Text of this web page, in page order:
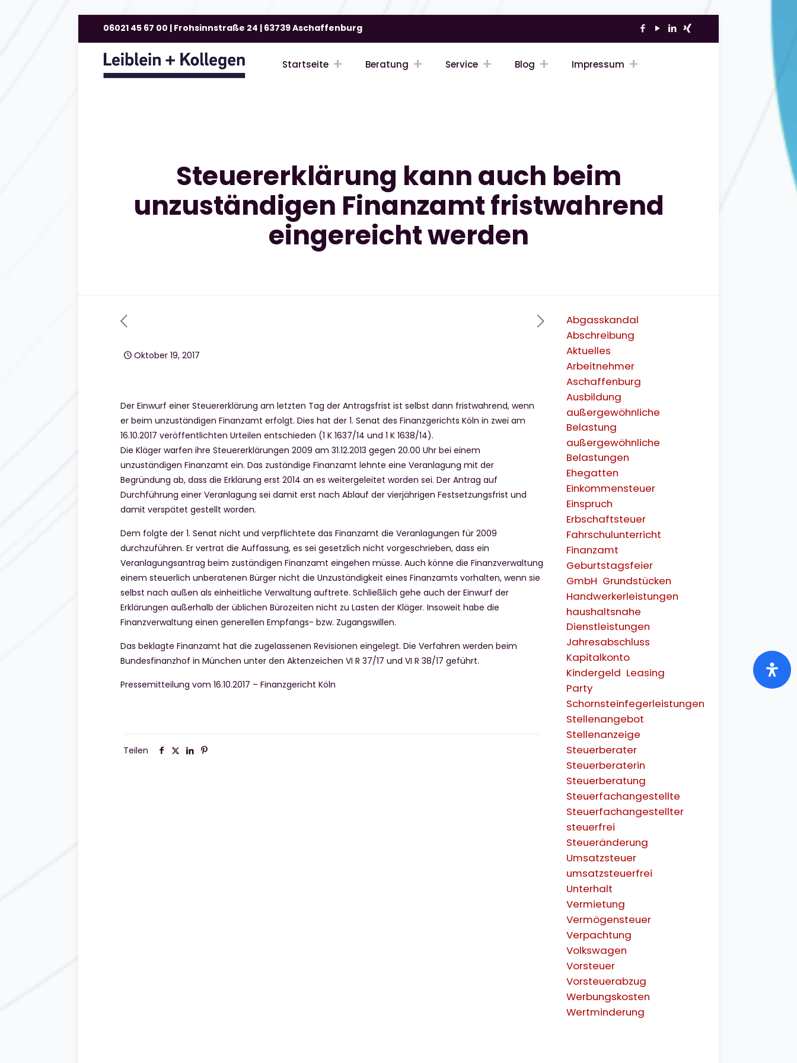
06021 45 67 00 | Frohsinnstraße 24 | 63739 Aschaffenburg
Startseite Beratung Service Blog Impressum
Steuererklärung kann auch beim
unzuständigen Finanzamt fristwahrend
eingereicht werden
Oktober 19, 2017
Der Einwurf einer Steuererklärung am letzten Tag der Antragsfrist ist selbst dann fristwahrend, wenn
er beim unzuständigen Finanzamt erfolgt. Dies hat der 1. Senat des Finanzgerichts Köln in zwei am
16.10.2017 veröffentlichten Urteilen entschieden (1 K 1637/14 und 1 K 1638/14).
Die Kläger warfen ihre Steuererklärungen 2009 am 31.12.2013 gegen 20.00 Uhr bei einem
unzuständigen Finanzamt ein. Das zuständige Finanzamt lehnte eine Veranlagung mit der
Begründung ab, dass die Erklärung erst 2014 an es weitergeleitet worden sei. Der Antrag auf
Durchführung einer Veranlagung sei damit erst nach Ablauf der vierjährigen Festsetzungsfrist und
damit verspätet gestellt worden.
Dem folgte der 1. Senat nicht und verpflichtete das Finanzamt die Veranlagungen für 2009
durchzuführen. Er vertrat die Auffassung, es sei gesetzlich nicht vorgeschrieben, dass ein
Veranlagungsantrag beim zuständigen Finanzamt eingehen müsse. Auch könne die Finanzverwaltung
einem steuerlich unberatenen Bürger nicht die Unzuständigkeit eines Finanzamts vorhalten, wenn sie
selbst nach außen als einheitliche Verwaltung auftrete. Schließlich gehe auch der Einwurf der
Erklärungen außerhalb der üblichen Bürozeiten nicht zu Lasten der Kläger. Insoweit habe die
Finanzverwaltung einen generellen Empfangs- bzw. Zugangswillen.
Das beklagte Finanzamt hat die zugelassenen Revisionen eingelegt. Die Verfahren werden beim
Bundesfinanzhof in München unter den Aktenzeichen VI R 37/17 und VI R 38/17 geführt.
Pressemitteilung vom 16.10.2017 – Finanzgericht Köln
Teilen
Abgasskandal
Abschreibung
Aktuelles
Arbeitnehmer
Aschaffenburg
Ausbildung
außergewöhnliche
Belastung
außergewöhnliche
Belastungen
Ehegatten
Einkommensteuer
Einspruch
Erbschaftsteuer
Fahrschulunterricht
Finanzamt
Geburtstagsfeier
GmbH Grundstücken
Handwerkerleistungen
haushaltsnahe
Dienstleistungen
Jahresabschluss
Kapitalkonto
Kindergeld Leasing
Party
Schornsteinfegerleistungen
Stellenangebot
Stellenanzeige
Steuerberater
Steuerberaterin
Steuerberatung
Steuerfachangestellte
Steuerfachangestellter
steuerfrei
Steueränderung
Umsatzsteuer
umsatzsteuerfrei
Unterhalt
Vermietung
Vermögensteuer
Verpachtung
Volkswagen
Vorsteuer
Vorsteuerabzug
Werbungskosten
Wertminderung